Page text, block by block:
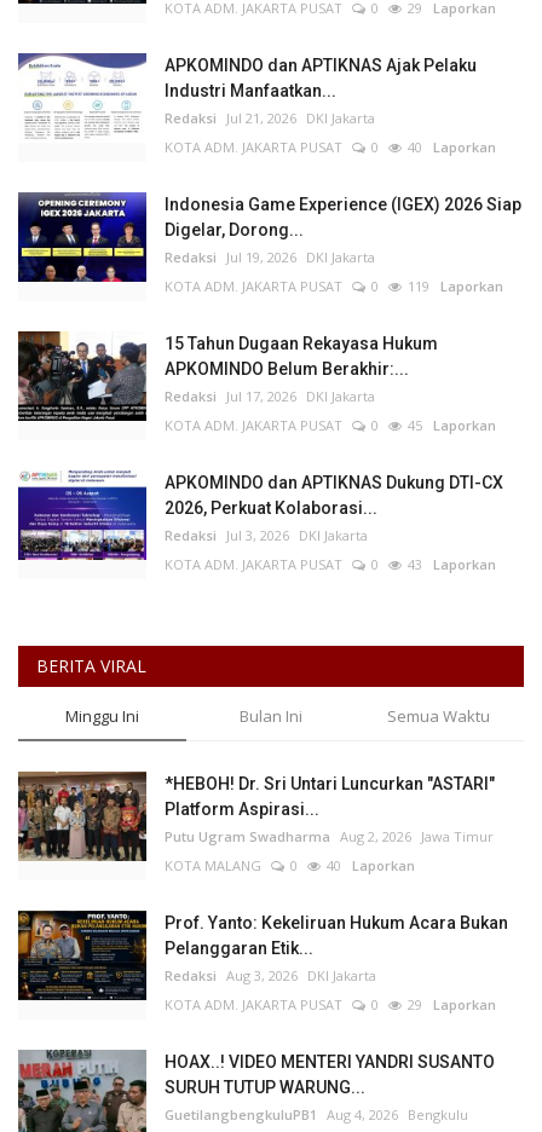
KOTA ADM. JAKARTA PUSAT 0 29 Laporkan
APKOMINDO dan APTIKNAS Ajak Pelaku
Industri Manfaatkan...
Redaksi Jul 21, 2026 DKI Jakarta
KOTA ADM. JAKARTA PUSAT
0 40 Laporkan
Indonesia Game Experience (IGEX) 2026 Siap
Digelar, Dorong...
Redaksi Jul 19, 2026 DKI Jakarta
KOTA ADM. JAKARTA PUSAT
0 119 Laporkan
15 Tahun Dugaan Rekayasa Hukum
APKOMINDO Belum Berakhir:...
Redaksi Jul 17, 2026 DKI Jakarta
KOTA ADM. JAKARTA PUSAT
0 45 Laporkan
APKOMINDO dan APTIKNAS Dukung DTI-CX
2026, Perkuat Kolaborasi...
Redaksi Jul 3, 2026 DKI Jakarta
KOTA ADM. JAKARTA PUSAT
0 43 Laporkan
BERITA VIRAL
Minggu Ini Bulan Ini Semua Waktu
*HEBOH! Dr. Sri Untari Luncurkan "ASTARI"
Platform Aspirasi...
Putu Ugram Swadharma Aug 2, 2026 Jawa Timur
KOTA MALANG
0 40 Laporkan
Prof. Yanto: Kekeliruan Hukum Acara Bukan
Pelanggaran Etik...
Redaksi Aug 3, 2026 DKI Jakarta
KOTA ADM. JAKARTA PUSAT
0 29 Laporkan
HOAX..! VIDEO MENTERI YANDRI SUSANTO
SURUH TUTUP WARUNG...
GuetilangbengkuluPB1 Aug 4, 2026 Bengkulu